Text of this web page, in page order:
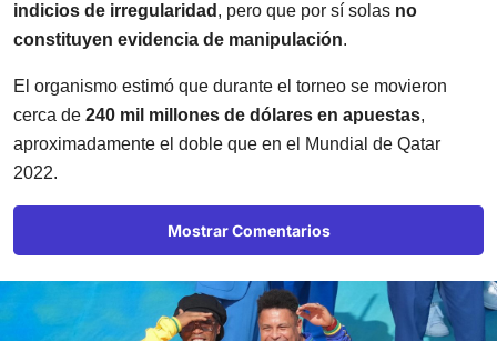
indicios de irregularidad , pero que por sí solas no
constituyen evidencia de manipulación.
El organismo estimó que durante el torneo se movieron
cerca de 240 mil millones de dólares en apuestas,
aproximadamente el doble que en el Mundial de Qatar
2022.
Mostrar Comentarios